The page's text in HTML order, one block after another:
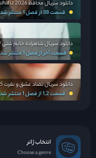
دانلود سریال محافظ Muhafiz 2026
قسمت 38 از فصل 1 منتشر شد
دانلود سریال شاهزاده خانم شنی The Sand Princess 2019
قسمت آخر از فصل 1 منتشر شد
دانلود سریال تضاد عشق و نفرت Bua and Khwan 2025
قسمت 1,2 از فصل 1 منتشر شد
انتخاب ژانر
Choose a genre